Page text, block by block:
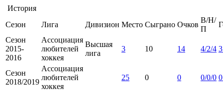
История
Сезон
Лига Дивизион Место Сыграно Очков
В/Н/
П
Сезон
2015-
2016
Ассоциация
любителей
хоккея
Высшая
лига
3 10 14 4/2/4
Сезон
2018/2019
Ассоциация
любителей
хоккея
25 0 0 0/0/0